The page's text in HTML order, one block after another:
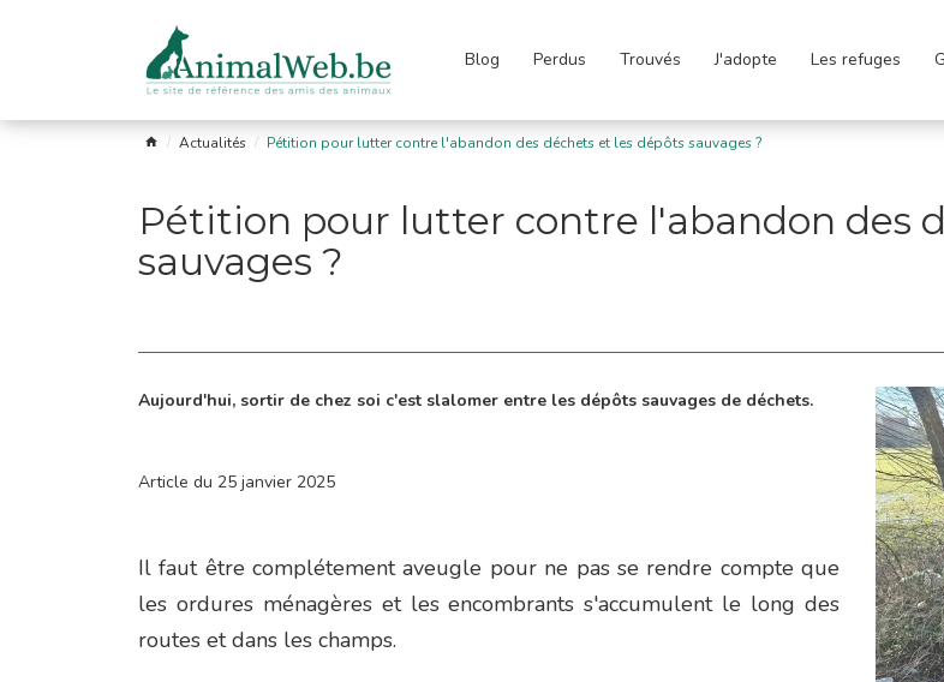
Passer
menu
Blog Perdus Trouvés J'adopte Les refuges
Garde
Les
races
Astro Liens FAQ
Actualités Pétition pour lutter contre l'abandon des déchets et les dépôts sauvages ?
Pétition pour lutter contre l'abandon des
sauvages ?
Aujourd'hui, sortir de chez soi c'est slalomer entre les dépôts sauvages de déchets.
Article du 25 janvier 2025
Il faut être complétement aveugle pour ne pas se rendre compte que
les ordures ménagères et les encombrants s'accumulent le long des
routes et dans les champs.